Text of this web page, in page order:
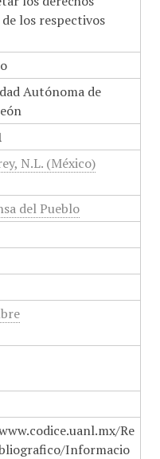
los respectivos
Autónoma de
N.L. (México)
del Pueblo
Re
Informacio